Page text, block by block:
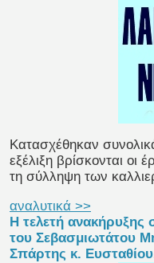
Κατασχέθηκαν
εξέλιξη βρίσκονται οι
τη σύλληψη των
αναλυτικά >>
Η τελετή ανακήρυξης
του Σεβασμιωτάτου
Σπάρτης κ.